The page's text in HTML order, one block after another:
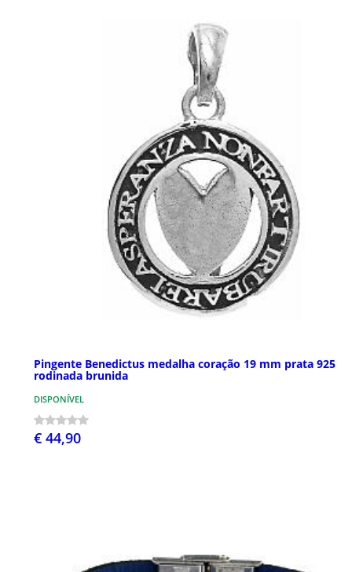
Pingente Benedictus medalha coração 19 mm prata 925
rodinada brunida
DISPONÍVEL
€ 44,90